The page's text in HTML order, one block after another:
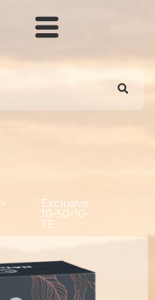
Exclusive
10-50-10-
TE